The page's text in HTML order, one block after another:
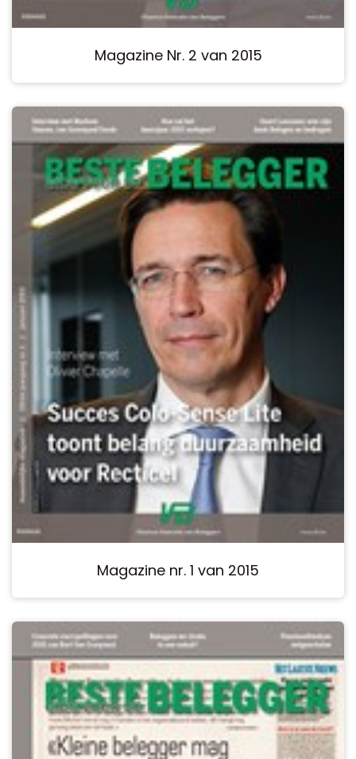
Magazine Nr. 2 van 2015
Magazine nr. 1 van 2015